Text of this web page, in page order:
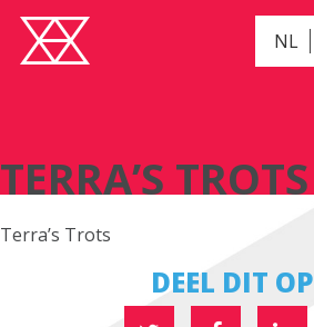
NL
TERRA’S TROTS
Terra’s Trots
DEEL DIT OP